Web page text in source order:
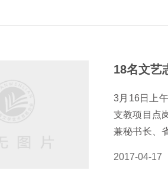
式，巩固学
省…
18名文艺
3月16日上
支教项目点
兼秘书长、
2017-04-17